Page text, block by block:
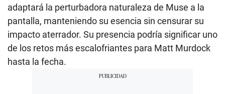
adaptará la perturbadora naturaleza de Muse a la
pantalla, manteniendo su esencia sin censurar su
impacto aterrador. Su presencia podría significar uno
de los retos más escalofriantes para Matt Murdock
hasta la fecha.